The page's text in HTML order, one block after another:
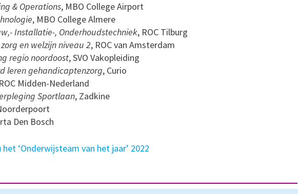
& Operations, MBO College Airport
, MBO College Almere
Installatie-, Onderhoudstechniek, ROC Tilburg
en welzijn niveau 2, ROC van Amsterdam
regio noordoost, SVO Vakopleiding
leren gehandicaptenzorg, Curio
Midden-Nederland
Sportlaan, Zadkine
Den Bosch
‘Onderwijsteam van het jaar’ 2022